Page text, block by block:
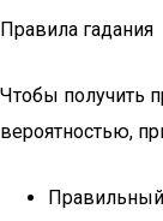
Правила гадания
Чтобы получить
вероятностью,